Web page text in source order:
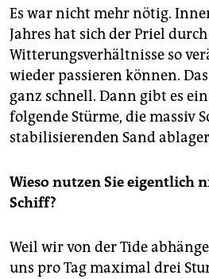
Es war nicht mehr nötig.
Jahres hat sich der Priel durch
Witterungsverhältnisse so
wieder passieren können.
ganz schnell. Dann gibt es
folgende Stürme, die massiv
stabilisierenden Sand
Wieso nutzen Sie eigentlich
Schiff?
Weil wir von der Tide
uns pro Tag maximal drei